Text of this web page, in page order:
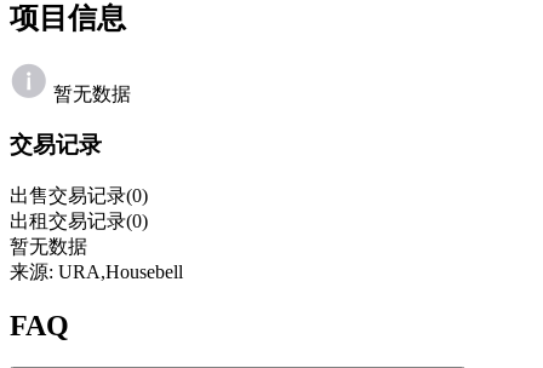
项目信息
暂无数据
交易记录
出售交易记录(0)
出租交易记录(0)
暂无数据
来源: URA,Housebell
FAQ